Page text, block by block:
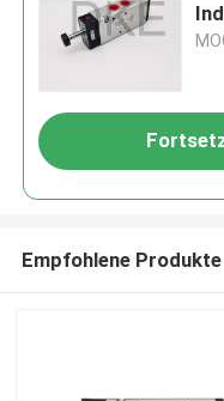
Empfohlene Produkte